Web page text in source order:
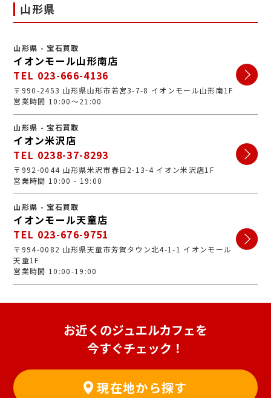
山形県
山形県 - 宝石買取
イオンモール山形南店
TEL 023-666-4136
〒990-2453 山形県山形市若宮3-7-8 イオンモール山形南1F
営業時間 10:00～21:00
山形県 - 宝石買取
イオン米沢店
TEL 0238-37-8293
〒992-0044 山形県米沢市春日2-13-4 イオン米沢店1F
営業時間 10:00 - 19:00
山形県 - 宝石買取
イオンモール天童店
TEL 023-676-9751
〒994-0082 山形県天童市芳賀タウン北4-1-1 イオンモール
天童1F
営業時間 10:00-19:00
お近くのジュエルカフェを
今すぐチェック！
現在地から探す